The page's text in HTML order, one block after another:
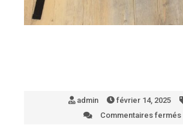
admin
février 14, 2025
Commentaires fermés